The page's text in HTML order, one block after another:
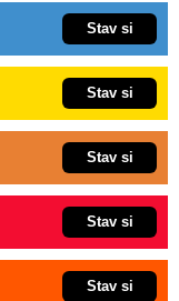
Stav si
Stav si
Stav si
Stav si
Stav si